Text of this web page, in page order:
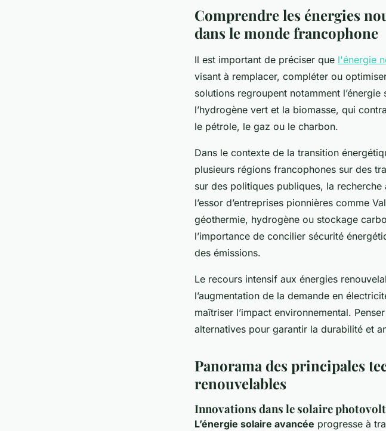
Comprendre les énergies
dans le monde francophone
Il est important de préciser que l'énergie
visant à remplacer, compléter ou
solutions regroupent notamment
l’hydrogène vert et la biomasse, qui
le pétrole, le gaz ou le charbon.
Dans le contexte de la transition
plusieurs régions francophones sur des
sur des politiques publiques, la
l’essor d’entreprises pionnières comme
géothermie, hydrogène ou stockage
l’importance de concilier sécurité
des émissions.
Le recours intensif aux énergies
l’augmentation de la demande en
maîtriser l’impact environnemental.
alternatives pour garantir la durabilité et
Panorama des principales
renouvelables
Innovations dans le solaire
L’énergie solaire avancée progresse à